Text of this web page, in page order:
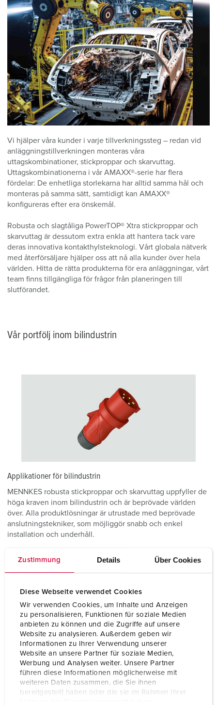
Zustimmung Details Über Cookies
Diese Webseite verwendet Cookies
Wir verwenden Cookies, um Inhalte und Anzeigen
zu personalisieren, Funktionen für soziale Medien
anbieten zu können und die Zugriffe auf unsere
Website zu analysieren. Außerdem geben wir
Informationen zu Ihrer Verwendung unserer
Website an unsere Partner für soziale Medien,
Werbung und Analysen weiter. Unsere Partner
führen diese Informationen möglicherweise mit
weiteren Daten zusammen, die Sie ihnen
bereitgestellt haben oder die sie im Rahmen Ihrer
Vi hjälper våra kunder i varje tillverkningssteg – redan vid
anläggningstillverkningen monteras våra
uttagskombinationer, stickproppar och skarvuttag.
Uttagskombinationerna i vår AMAXX®-serie har flera
fördelar: De enhetliga storlekarna har alltid samma hål och
monteras på samma sätt, samtidigt kan AMAXX®
konfigureras efter era önskemål.
Robusta och slagtåliga PowerTOP® Xtra stickproppar och
skarvuttag är dessutom extra enkla att hantera tack vare
deras innovativa kontakthylsteknologi. Vårt globala nätverk
med återförsäljare hjälper oss att nå alla kunder över hela
världen. Hitta de rätta produkterna för era anläggningar, vårt
team finns tillgängliga för frågor från planeringen till
slutförandet.
Vår portfölj inom bilindustrin
Applikationer för bilindustrin
MENNKES robusta stickproppar och skarvuttag uppfyller de
höga kraven inom bilindustrin och är beprövade världen
över. Alla produktlösningar är utrustade med beprövade
anslutningstekniker, som möjliggör snabb och enkel
installation och underhåll.
PORTFÖLJ MED APPLIKATIONER
Uttagskombinationer för bilindustrin